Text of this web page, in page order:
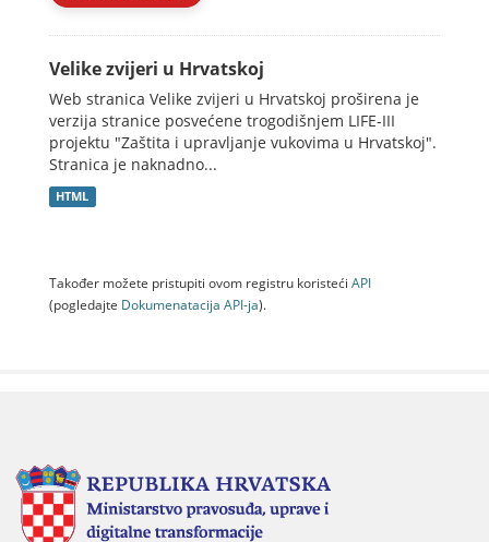
Velike zvijeri u Hrvatskoj
Web stranica Velike zvijeri u Hrvatskoj proširena je
verzija stranice posvećene trogodišnjem LIFE-III
projektu "Zaštita i upravljanje vukovima u Hrvatskoj".
Stranica je naknadno...
HTML
Također možete pristupiti ovom registru koristeći API
(pogledajte Dokumenаtаcijа API-jа).